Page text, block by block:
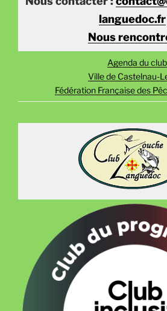
languedoc.fr
Nous
Agenda du club
Ville de Castelnau-
Fédération Française des